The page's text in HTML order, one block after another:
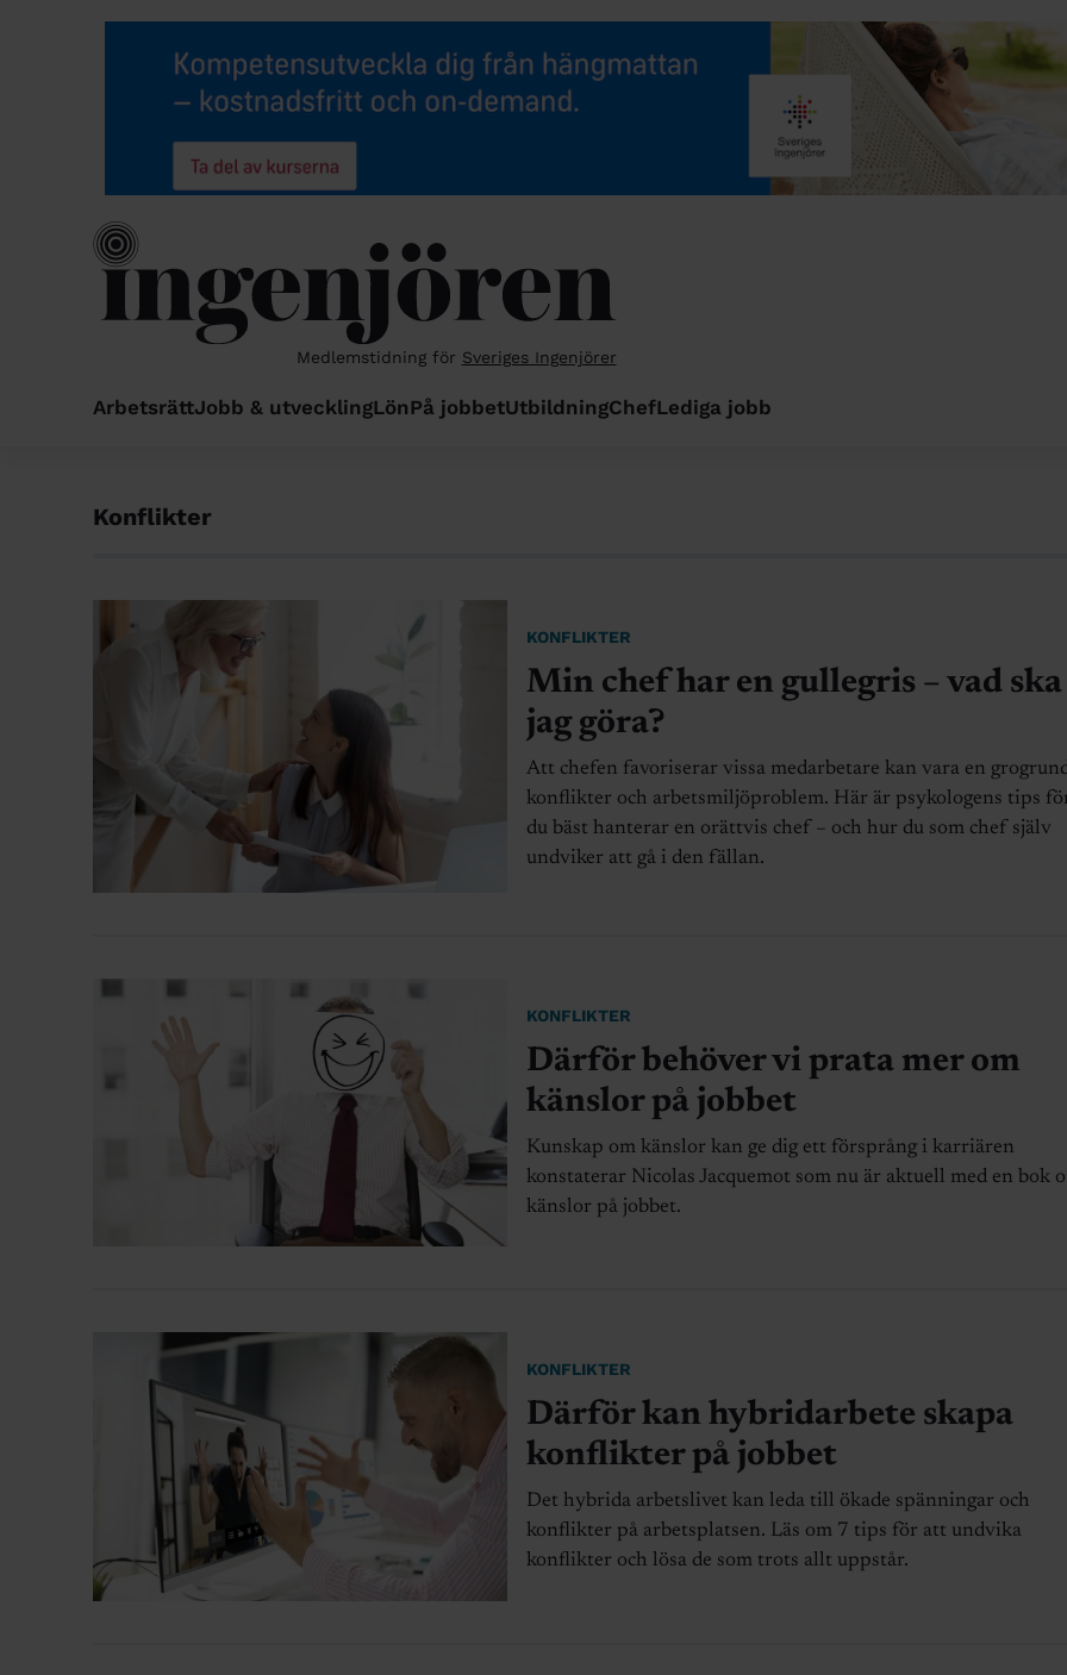
Medlemstidning för Sveriges Ingenjörer
ArbetsrättJobb & utvecklingLönPå jobbetUtbildningChefLediga jobb
Konflikter
KONFLIKTER
Min chef har en gullegris – vad ska
jag göra?
Att chefen favoriserar vissa medarbetare kan vara en
konflikter och arbetsmiljöproblem. Här är psykologens tips
du bäst hanterar en orättvis chef – och hur du som chef själv
undviker att gå i den fällan.
KONFLIKTER
Därför behöver vi prata mer om
känslor på jobbet
Kunskap om känslor kan ge dig ett försprång i karriären
konstaterar Nicolas Jacquemot som nu är aktuell med en bok
känslor på jobbet.
KONFLIKTER
Därför kan hybridarbete skapa
konflikter på jobbet
Det hybrida arbetslivet kan leda till ökade spänningar och
konflikter på arbetsplatsen. Läs om 7 tips för att undvika
konflikter och lösa de som trots allt uppstår.